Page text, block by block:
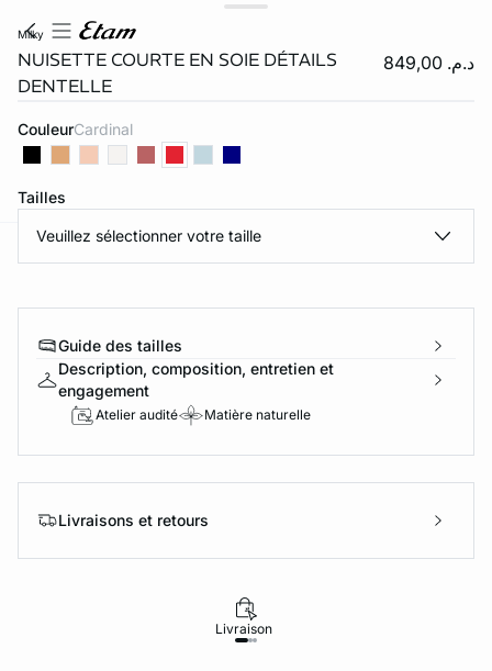
milky
NUISETTE COURTE EN SOIE DÉTAILS
DENTELLE
د.م. 849,00
Couleur cardinal
Tailles
Veuillez sélectionner votre taille
Guide des tailles
Description, composition, entretien et
engagement
Atelier audité Matière naturelle
Livraisons et retours
Livraison